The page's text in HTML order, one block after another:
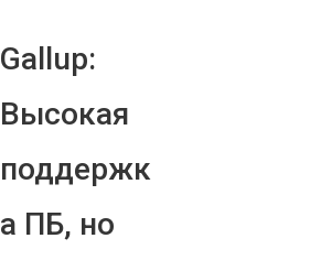
Gallup:
Высокая
поддержк
а ПБ, но